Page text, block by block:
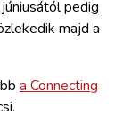
pedig
majd a
a Connecting